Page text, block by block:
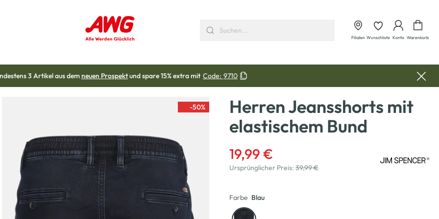
Filialen Wunschliste Konto Warenkorb
3 Artikel aus demneuen Prospektund spare 15% extra mit Code: 9710
-50%
Herren Jeansshorts mit
elastischem Bund
19,99 €
Ursprünglicher Preis: 39,99 €
Farbe Blau